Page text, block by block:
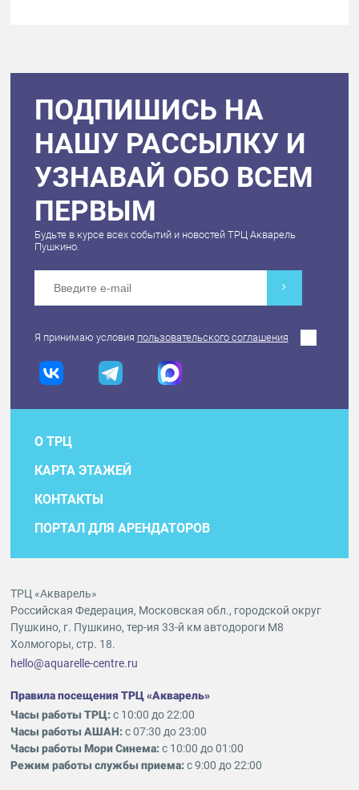
ПОДПИШИСЬ НА
НАШУ РАССЫЛКУ И
УЗНАВАЙ ОБО ВСЕМ
ПЕРВЫМ
Будьте в курсе всех событий и новостей ТРЦ Акварель
Пушкино.
Я принимаю условия пользовательского соглашения
О ТРЦ
КАРТА ЭТАЖЕЙ
КОНТАКТЫ
ПОРТАЛ ДЛЯ АРЕНДАТОРОВ
ТРЦ «Акварель»
Российская Федерация, Московская обл., городской округ
Пушкино, г. Пушкино, тер-ия 33-й км автодороги М8
Холмогоры, стр. 18.
hello@aquarelle-centre.ru
Правила посещения ТРЦ «Акварель»
Часы работы ТРЦ:с 10:00 до 22:00
Часы работы АШАН:с 07:30 до 23:00
Часы работы Мори Синема:с 10:00 до 01:00
Режим работы службы приема:с 9:00 до 22:00